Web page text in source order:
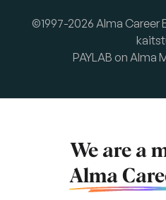
©1997-2026 Alma Career
PAYLAB on Alma
We are a
Alma